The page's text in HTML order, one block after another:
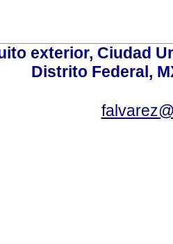
exterior, Ciudad
Distrito Federal,